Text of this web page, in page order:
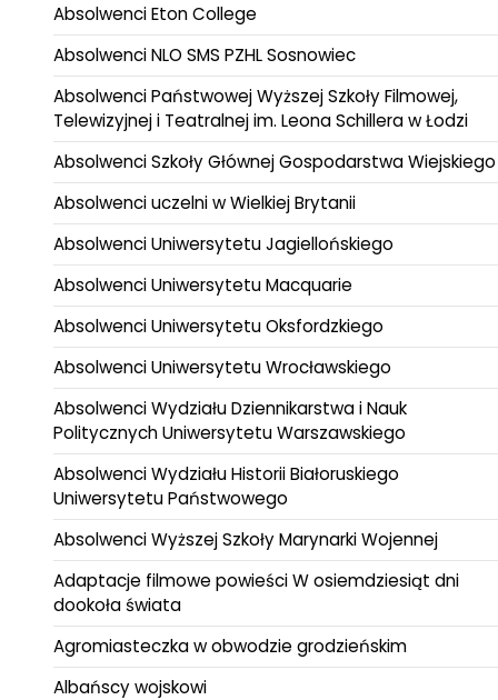
Absolwenci Eton College
Absolwenci NLO SMS PZHL Sosnowiec
Absolwenci Państwowej Wyższej Szkoły Filmowej,
Telewizyjnej i Teatralnej im. Leona Schillera w Łodzi
Absolwenci Szkoły Głównej Gospodarstwa Wiejskiego
Absolwenci uczelni w Wielkiej Brytanii
Absolwenci Uniwersytetu Jagiellońskiego
Absolwenci Uniwersytetu Macquarie
Absolwenci Uniwersytetu Oksfordzkiego
Absolwenci Uniwersytetu Wrocławskiego
Absolwenci Wydziału Dziennikarstwa i Nauk
Politycznych Uniwersytetu Warszawskiego
Absolwenci Wydziału Historii Białoruskiego
Uniwersytetu Państwowego
Absolwenci Wyższej Szkoły Marynarki Wojennej
Adaptacje filmowe powieści W osiemdziesiąt dni
dookoła świata
Agromiasteczka w obwodzie grodzieńskim
Albańscy wojskowi